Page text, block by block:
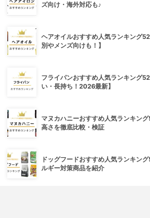
ズ向け・海外対応も♪
ヘアオイルおすすめ人気ランキング
別やメンズ向けも！】
フライパンおすすめ人気ランキング
い・長持ち！2026最新】
マヌカハニーおすすめ人気ランキン
高さを徹底比較・検証
ドッグフードおすすめ人気ランキン
ルギー対策商品を紹介